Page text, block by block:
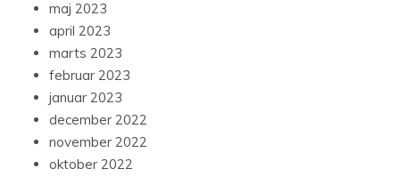
maj 2023
april 2023
marts 2023
februar 2023
januar 2023
december 2022
november 2022
oktober 2022